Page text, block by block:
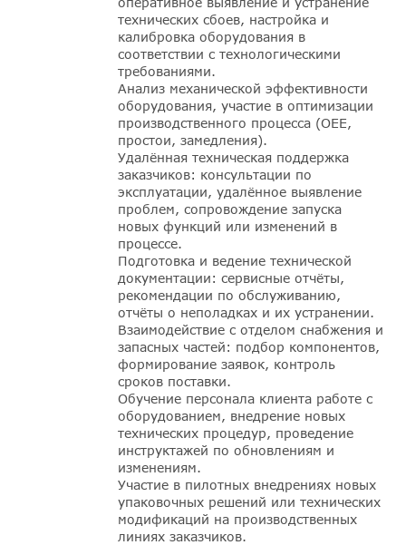
технических сбоев, настройка и
калибровка оборудования в
соответствии с технологическими
требованиями.
Анализ механической эффективности
оборудования, участие в оптимизации
производственного процесса (OEE,
простои, замедления).
Удалённая техническая поддержка
заказчиков: консультации по
эксплуатации, удалённое выявление
проблем, сопровождение запуска
новых функций или изменений в
процессе.
Подготовка и ведение технической
документации: сервисные отчёты,
рекомендации по обслуживанию,
отчёты о неполадках и их устранении.
Взаимодействие с отделом снабжения и
запасных частей: подбор компонентов,
формирование заявок, контроль
сроков поставки.
Обучение персонала клиента работе с
оборудованием, внедрение новых
технических процедур, проведение
инструктажей по обновлениям и
изменениям.
Участие в пилотных внедрениях новых
упаковочных решений или технических
модификаций на производственных
линиях заказчиков.